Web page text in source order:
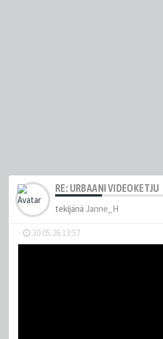
RE: URBAANI VIDEOKETJU
tekijänä Janne_H
- 30.05.26 13:57